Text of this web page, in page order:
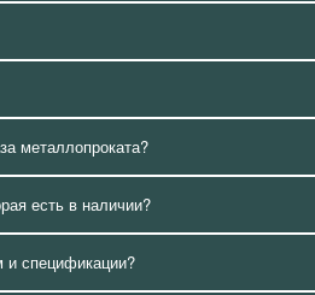
металлопроката?
есть в наличии?
и спецификации?